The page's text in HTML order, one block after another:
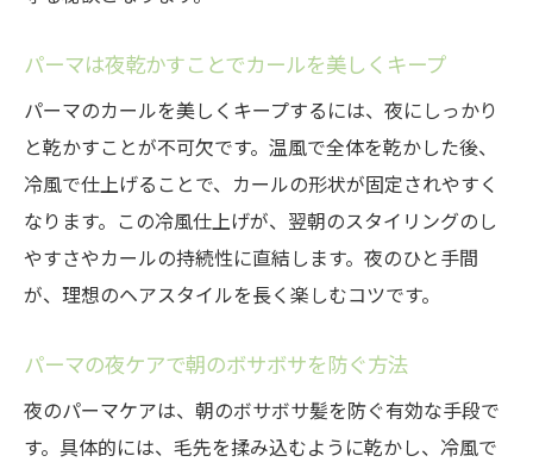
パーマは夜乾かすことでカールを美しくキープ
パーマのカールを美しくキープするには、夜にしっかり
と乾かすことが不可欠です。温風で全体を乾かした後、
冷風で仕上げることで、カールの形状が固定されやすく
なります。この冷風仕上げが、翌朝のスタイリングのし
やすさやカールの持続性に直結します。夜のひと手間
が、理想のヘアスタイルを長く楽しむコツです。
パーマの夜ケアで朝のボサボサを防ぐ方法
夜のパーマケアは、朝のボサボサ髪を防ぐ有効な手段で
す。具体的には、毛先を揉み込むように乾かし、冷風で